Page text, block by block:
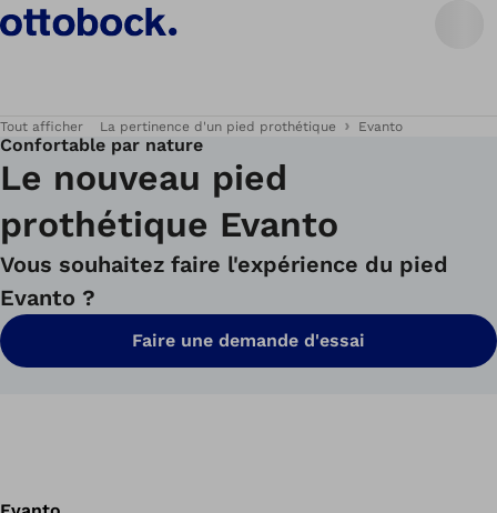
Tout afficher La pertinence d'un pied prothétique Evanto
Confortable par nature
Le nouveau pied
prothétique Evanto
Vous souhaitez faire l'expérience du pied
Evanto ?
Faire une demande d'essai